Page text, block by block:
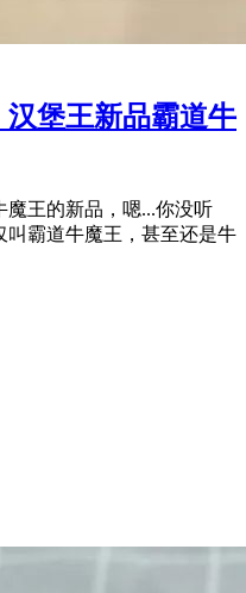
堡王新品霸道牛
王的新品，嗯...你没听
霸道牛魔王，甚至还是牛